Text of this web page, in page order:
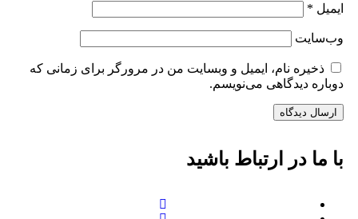
ایمیل *
وب‌سایت
ذخیره نام، ایمیل و وبسایت من در مرورگر برای زمانی که
دوباره دیدگاهی می‌نویسم.
با ما در ارتباط باشید